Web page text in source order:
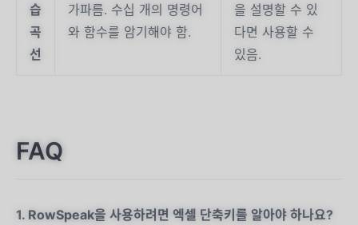
습
곡
선
가파름. 수십 개의 명령어
와 함수를 암기해야 함.
을 설명할 수 있
다면 사용할 수
있음.
FAQ
1. RowSpeak을 사용하려면 엑셀 단축키를 알아야 하나요?